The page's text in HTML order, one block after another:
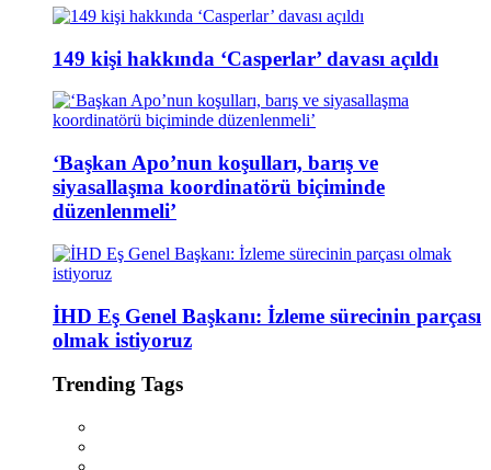
149 kişi hakkında ‘Casperlar’ davası açıldı
‘Başkan Apo’nun koşulları, barış ve
siyasallaşma koordinatörü biçiminde
düzenlenmeli’
İHD Eş Genel Başkanı: İzleme sürecinin parçası
olmak istiyoruz
Trending Tags